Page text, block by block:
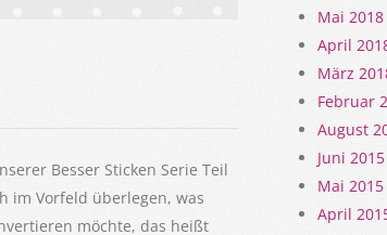
Besser Sticken Serie Teil
im Vorfeld überlegen, was
möchte, das heißt
Mai 2018
April
März
Februar
August
Juni 2015
Mai 2015
April